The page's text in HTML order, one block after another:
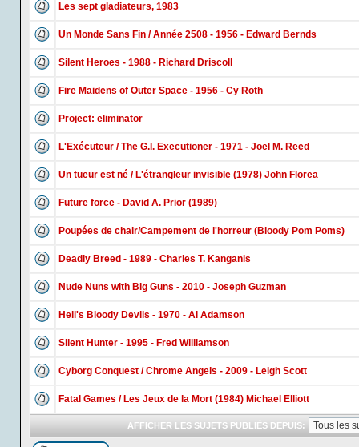
Les sept gladiateurs, 1983
Un Monde Sans Fin / Année 2508 - 1956 - Edward Bernds
Silent Heroes - 1988 - Richard Driscoll
Fire Maidens of Outer Space - 1956 - Cy Roth
Project: eliminator
L'Exécuteur / The G.I. Executioner - 1971 - Joel M. Reed
Un tueur est né / L'étrangleur invisible (1978) John Florea
Future force - David A. Prior (1989)
Poupées de chair/Campement de l'horreur (Bloody Pom Poms)
Deadly Breed - 1989 - Charles T. Kanganis
Nude Nuns with Big Guns - 2010 - Joseph Guzman
Hell's Bloody Devils - 1970 - Al Adamson
Silent Hunter - 1995 - Fred Williamson
Cyborg Conquest / Chrome Angels - 2009 - Leigh Scott
Fatal Games / Les Jeux de la Mort (1984) Michael Elliott
AFFICHER LES SUJETS PUBLIÉS DEPUIS: